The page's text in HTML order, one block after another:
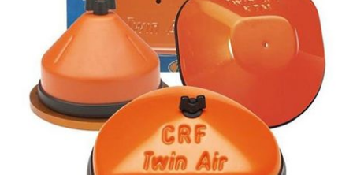
AIRBAG MOTO
PIÈCES MOTO ET OUTILLAGE
ACCESSOIRES MOTO
BAGAGERIE MOTO
PNEUS MOTO